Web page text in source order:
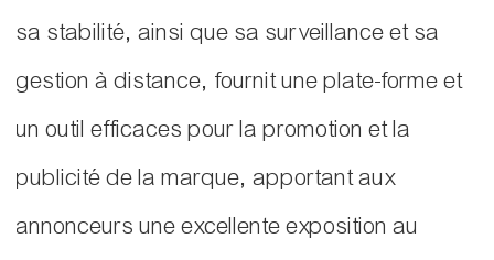
sa stabilité, ainsi que sa surveillance et sa
gestion à distance, fournit une plate-forme et
un outil efficaces pour la promotion et la
publicité de la marque, apportant aux
annonceurs une excellente exposition au